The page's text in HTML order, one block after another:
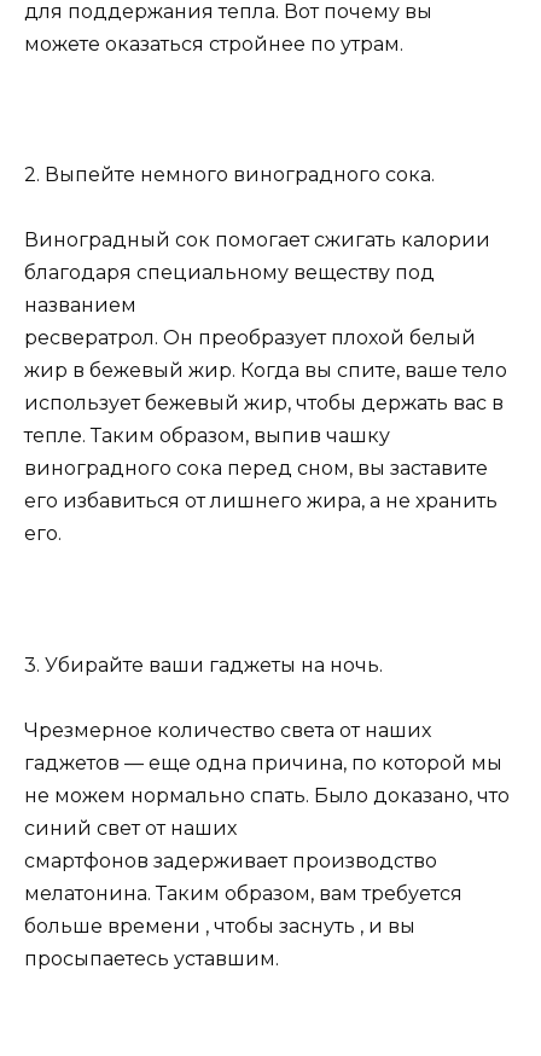
для поддержания тепла. Вот почему вы
можете оказаться стройнее по утрам.
2. Выпейте немного виноградного сока.
Виноградный сок помогает сжигать калории
благодаря специальному веществу под
названием
ресвератрол. Он преобразует плохой белый
жир в бежевый жир. Когда вы спите, ваше тело
использует бежевый жир, чтобы держать вас в
тепле. Таким образом, выпив чашку
виноградного сока перед сном, вы заставите
его избавиться от лишнего жира, а не хранить
его.
3. Убирайте ваши гаджеты на ночь.
Чрезмерное количество света от наших
гаджетов — еще одна причина, по которой мы
не можем нормально спать. Было доказано, что
синий свет от наших
смартфонов задерживает производство
мелатонина. Таким образом, вам требуется
больше времени , чтобы заснуть , и вы
просыпаетесь уставшим.